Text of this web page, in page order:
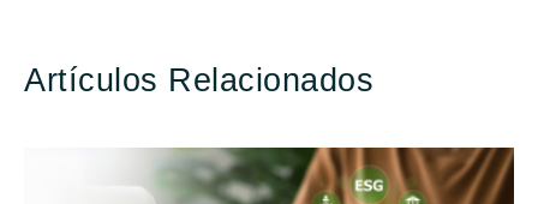
Artículos Relacionados